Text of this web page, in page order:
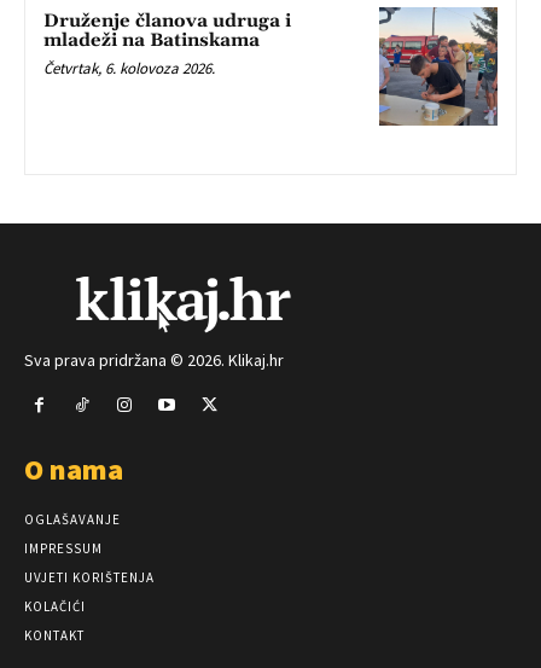
Druženje članova udruga i
mladeži na Batinskama
Četvrtak, 6. kolovoza 2026.
Sva prava pridržana © 2026. Klikaj.hr
O nama
OGLAŠAVANJE
IMPRESSUM
UVJETI KORIŠTENJA
KOLAČIĆI
KONTAKT